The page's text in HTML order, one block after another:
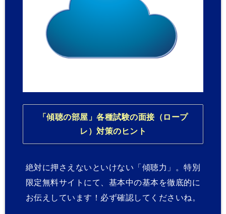
「傾聴の部屋」各種試験の面接（ロープ
レ）対策のヒント
絶対に押さえないといけない「傾聴力」。特別
限定無料サイトにて、基本中の基本を徹底的に
お伝えしています！必ず確認してくださいね。